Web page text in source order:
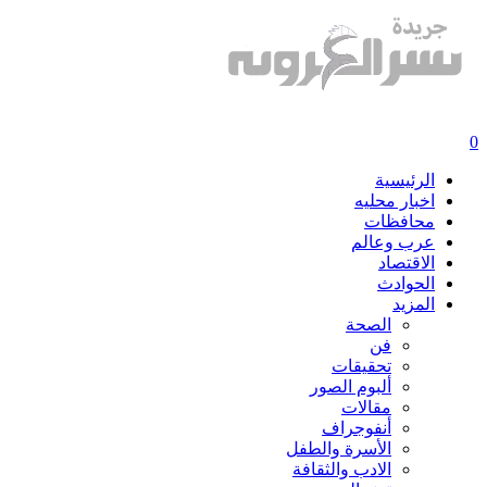
0
الرئيسية
اخبار محليه
محافظات
عرب وعالم
الاقتصاد
الحوادث
المزيد
الصحة
فن
تحقيقات
ألبوم الصور
مقالات
أنفوجراف
الأسرة والطفل
الادب والثقافة